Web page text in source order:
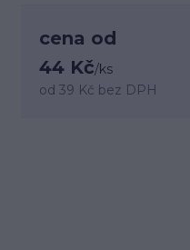
cena od
44 Kč/ks
od 39 Kč bez DPH